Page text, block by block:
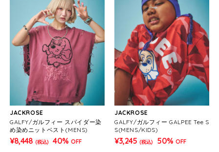
JACKROSE
GALFY/ガルフィー スパイダー染
め染めニットベスト(MENS)
¥8,448 (税込) 40% OFF
JACKROSE
GALFY/ガルフィー GALPEE Tee S
S(MENS/KIDS)
¥3,245 (税込) 50% OFF